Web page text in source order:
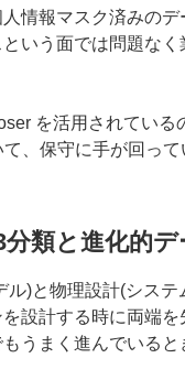
情報マスク済みのデ
いう面では問題な
を活用されている
、保守に手が回って
類と進化的
ル)と物理設計(シス
設計する時に両端
うまく進んでいると